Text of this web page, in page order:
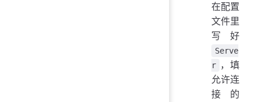
在配置
文件里
写好
Serve
r ，填
允许连
接的